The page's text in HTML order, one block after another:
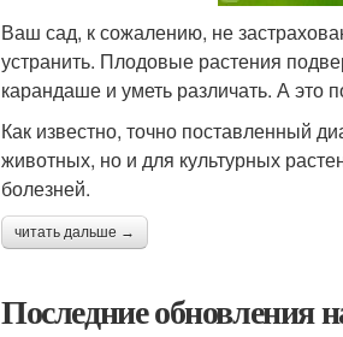
Ваш сад, к сожалению, не
устранить. Плодовые растения
карандаше и уметь различать. А это
Как известно, точно поставленный
животных, но и для культурных
болезней.
читать дальше →
Последние обновления